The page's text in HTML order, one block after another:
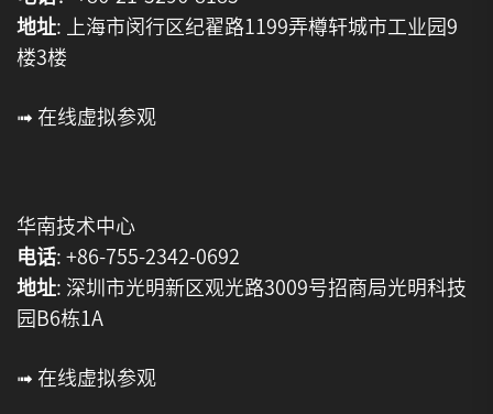
地址: 上海市闵行区纪翟路1199弄樽轩城市工业园9
楼3楼
➟ 在线虚拟参观
华南技术中心
电话: +86-755-2342-0692
地址: 深圳市光明新区观光路3009号招商局光明科技
园B6栋1A
➟ 在线虚拟参观